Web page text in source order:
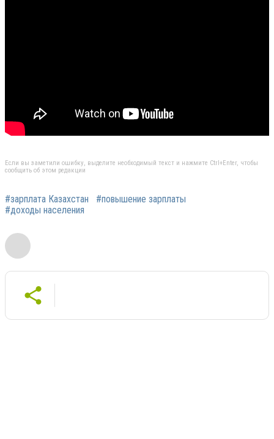
Если вы заметили ошибку, выделите необходимый текст и нажмите Ctrl+Enter, чтобы
сообщить об этом редакции
#зарплата Казахстан
#повышение зарплаты
#доходы населения